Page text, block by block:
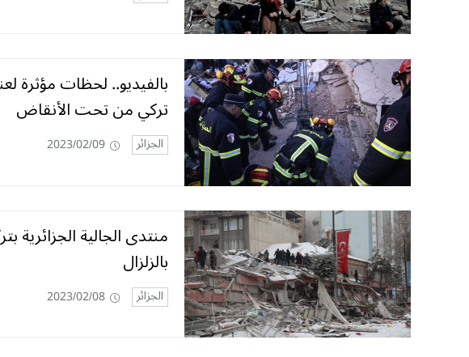
بالفيديو.. لحظات مؤثرة
تركي من تحت الأنقاض
الجزائر 2023/02/09
منتدى الجالية الجزائرية
بالزلزال
الجزائر 2023/02/08